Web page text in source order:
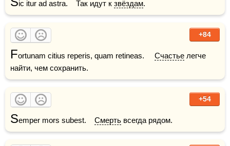
ic itur ad astra.    Так идут к звёздам.
+84
Fortunam citius reperis, quam retineas. Счастье легче
найти, чем сохранить.
+54
Semper mors subest. Смерть всегда рядом.